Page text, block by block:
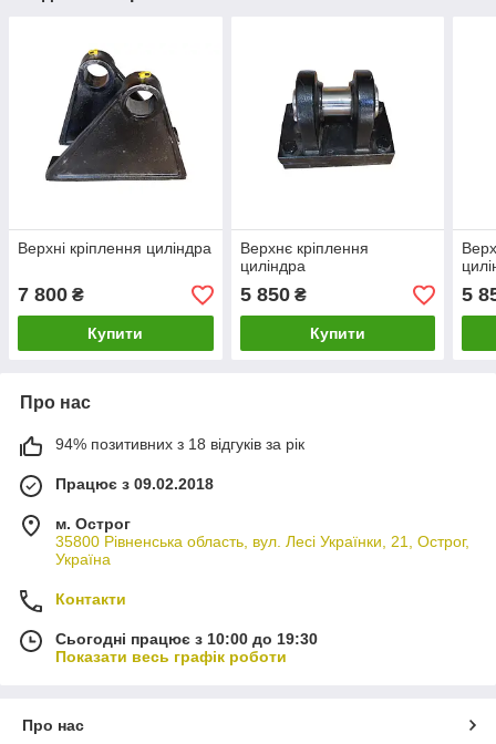
Верхні кріплення циліндра
7 800 ₴
Купити
Верхнє кріплення
циліндра
5 850₴
Купити
5
Про нас
94% позитивних з 18 відгуків за рік
Працює з 09.02.2018
м. Острог
35800 Рівненська область, вул. Лесі Українки, 21, Острог,
Україна
Контакти
Сьогодні працює з 10:00 до 19:30
Показати весь графік роботи
Про нас